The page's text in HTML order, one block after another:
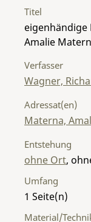
Titel
eigenhändige
Amalie
Verfasser
Wagner,
Adressat(en)
Materna,
Entstehung
ohne Ort,
Umfang
1
Material/